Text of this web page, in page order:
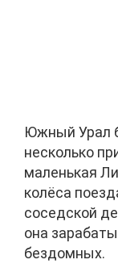
Южный Урал
несколько
маленькая
колёса
соседской
она
бездомных.